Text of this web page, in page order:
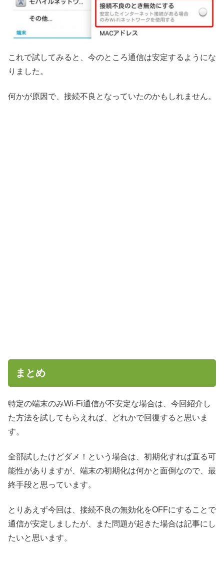
これで試してみると、今のところ通信は安定するようにな
りました。
何かが原因で、接続不良となっていたのかもしれません。
まとめ
特定の端末のみWi-Fi通信が不安定な場合は、今回紹介し
た方法を試してもらえれば、どれかで回復すると思いま
す。
全部試したけどダメ！という場合は、初期化すれば直る可
能性がありますが、端末の初期化は何かと面倒なので、最
終手段と思っています。
とりあえず今回は、接続不良の無効化をOFFにすることで
通信が安定しましたが、また問題が起きた場合は記事にし
たいと思います。